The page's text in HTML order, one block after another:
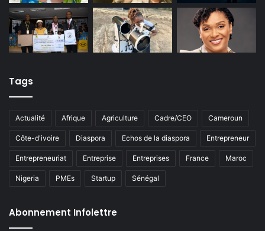
Tags
Actualité Afrique Agriculture Cadre/CEO Cameroun
Côte-d'ivoire Diaspora Echos de la diaspora Entrepreneur
Entrepreneuriat Entreprise Entreprises France Maroc
Nigeria PMEs Startup Sénégal
Abonnement Infolettre